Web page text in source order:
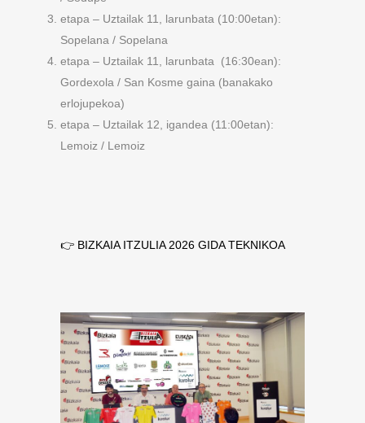
etapa – Uztailak 11, larunbata (10:00etan):
Sopelana / Sopelana
etapa – Uztailak 11, larunbata (16:30ean):
Gordexola / San Kosme gaina (banakako
erlojupekoa)
etapa – Uztailak 12, igandea (11:00etan):
Lemoiz / Lemoiz
👉 BIZKAIA ITZULIA 2026 GIDA TEKNIKOA